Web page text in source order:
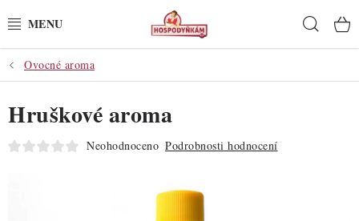
na
POTŘEBY
POMŮCKY
SUROVINY
Ovocné aroma
Hruškové aroma
Neohodnoceno Podrobnosti hodnocení